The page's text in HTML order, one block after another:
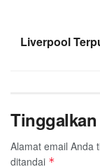
Liverpool
Alamat email Anda
ditandai *